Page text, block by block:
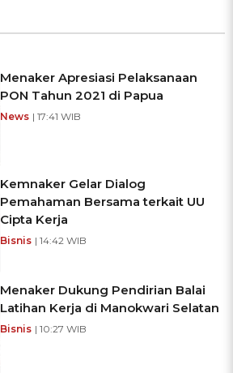
Menaker Apresiasi Pelaksanaan
PON Tahun 2021 di Papua
News | 17:41 WIB
Kemnaker Gelar Dialog
Pemahaman Bersama terkait UU
Cipta Kerja
Bisnis | 14:42 WIB
Menaker Dukung Pendirian Balai
Latihan Kerja di Manokwari Selatan
Bisnis | 10:27 WIB